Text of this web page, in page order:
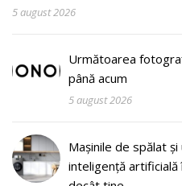
5 august 2026
Următoarea
până acum
5 august 2026
Mașinile de spălat
inteligență artificială